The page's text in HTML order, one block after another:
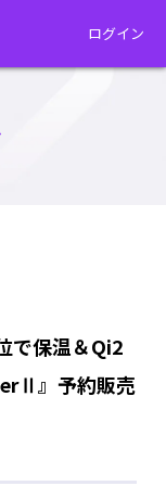
ログイン
で保温＆Qi2
』予約販売